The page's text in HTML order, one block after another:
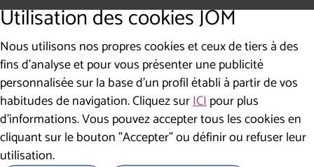
Utilisation des cookies JOM
Nous utilisons nos propres cookies et ceux de tiers à des
fins d'analyse et pour vous présenter une publicité
personnalisée sur la base d'un profil établi à partir de vos
habitudes de navigation. Cliquez surICIpour plus
d'informations. Vous pouvez accepter tous les cookies en
cliquant sur le bouton "Accepter" ou définir ou refuser leur
utilisation.